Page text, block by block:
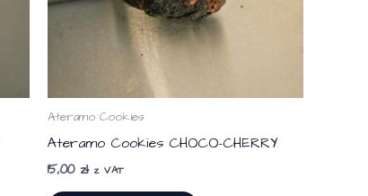
Ateramo Cookies
Ateramo Cookies CHOCO-CHERRY
15,00 zł z VAT